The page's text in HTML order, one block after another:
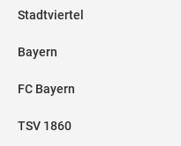
Stadtviertel
Bayern
FC Bayern
TSV 1860